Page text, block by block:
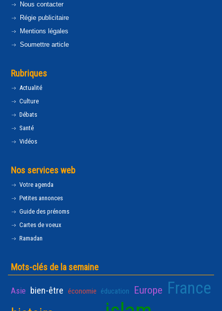
Nous contacter
Régie publicitaire
Mentions légales
Soumettre article
Rubriques
Actualité
Culture
Débats
Santé
Vidéos
Nos services web
Votre agenda
Petites annonces
Guide des prénoms
Cartes de voeux
Ramadan
Mots-clés de la semaine
Asie bien-être économie éducation Europe France